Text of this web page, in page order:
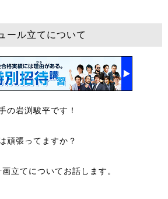
ル立てについて
の岩渕駿平です！
頑張ってますか？
立てについてお話します。